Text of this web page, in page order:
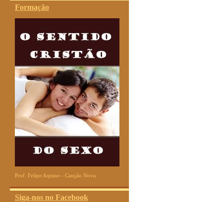
Formação
Prof. Felipe Aquino - Canção Nova
Siga-nos no Facebook